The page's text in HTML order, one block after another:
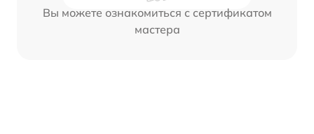
Вы можете ознакомиться с сертификатом
мастера